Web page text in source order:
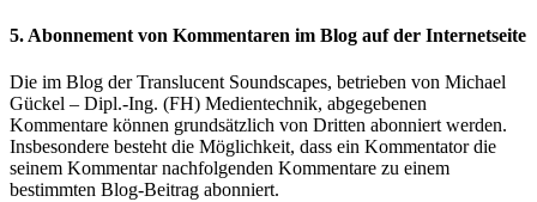
5. Abonnement von Kommentaren im Blog auf der Internetseite
Die im Blog der Translucent Soundscapes, betrieben von Michael
Gückel – Dipl.-Ing. (FH) Medientechnik, abgegebenen
Kommentare können grundsätzlich von Dritten abonniert werden.
Insbesondere besteht die Möglichkeit, dass ein Kommentator die
seinem Kommentar nachfolgenden Kommentare zu einem
bestimmten Blog-Beitrag abonniert.